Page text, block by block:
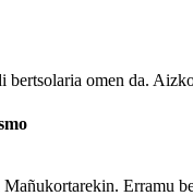
bertsolaria omen da.
Erramu